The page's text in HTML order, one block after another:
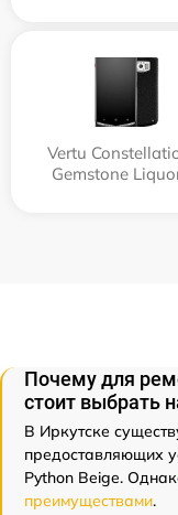
Vertu
Gemstone
Почему для
стоит выбрать
В Иркутске
предоставляющих
Python Beige.
преимуществами.